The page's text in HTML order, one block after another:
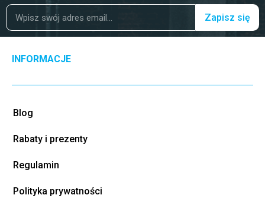
Zapisz się
INFORMACJE
Blog
Rabaty i prezenty
Regulamin
Polityka prywatności